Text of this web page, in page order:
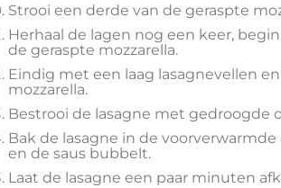
Strooi een derde van de geraspte
Herhaal de lagen nog een keer,
de geraspte mozzarella.
Eindig met een laag lasagnevellen
mozzarella.
Bestrooi de lasagne met gedroogde
Bak de lasagne in de
en de saus bubbelt.
Laat de lasagne een paar minuten